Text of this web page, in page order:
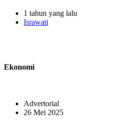
1 tahun yang lalu
Israwati
Ekonomi
Advertorial
26 Mei 2025